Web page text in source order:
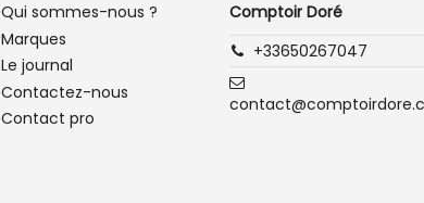
Qui sommes-nous ?
Marques
Le journal
Contactez-nous
Contact pro
Comptoir Doré
+33650267047